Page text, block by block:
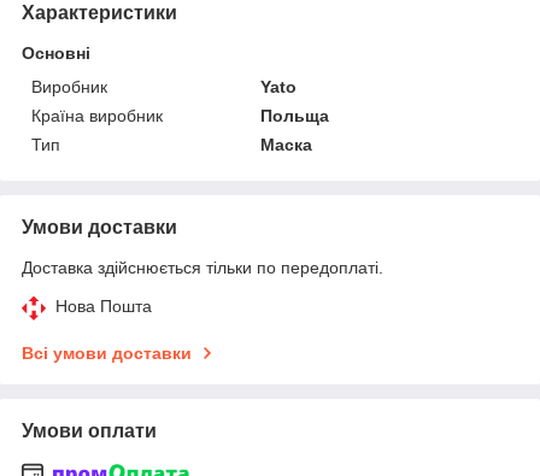
Характеристики
Основні
Виробник
Yato
Країна виробник
Польща
Тип
Маска
Умови доставки
Доставка здійснюється тільки по передоплаті.
Нова Пошта
Всі умови доставки
Умови оплати